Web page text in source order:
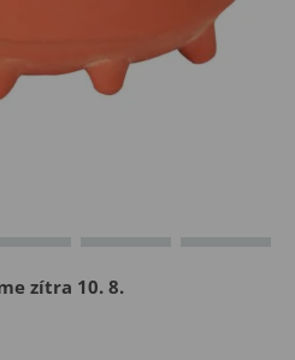
zítra 10. 8.